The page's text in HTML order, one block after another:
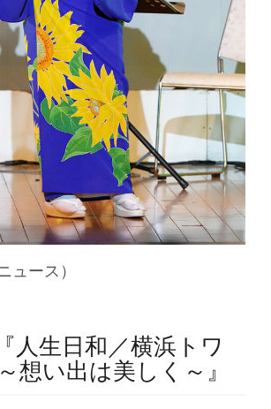
ュース）
人生日和／横浜トワ
想い出は美しく～』